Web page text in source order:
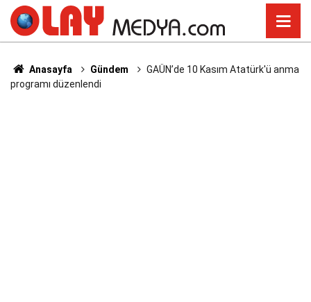
Anasayfa Gündem
GAÜN’de 10 Kasım Atatürk'ü anma
programı düzenlendi